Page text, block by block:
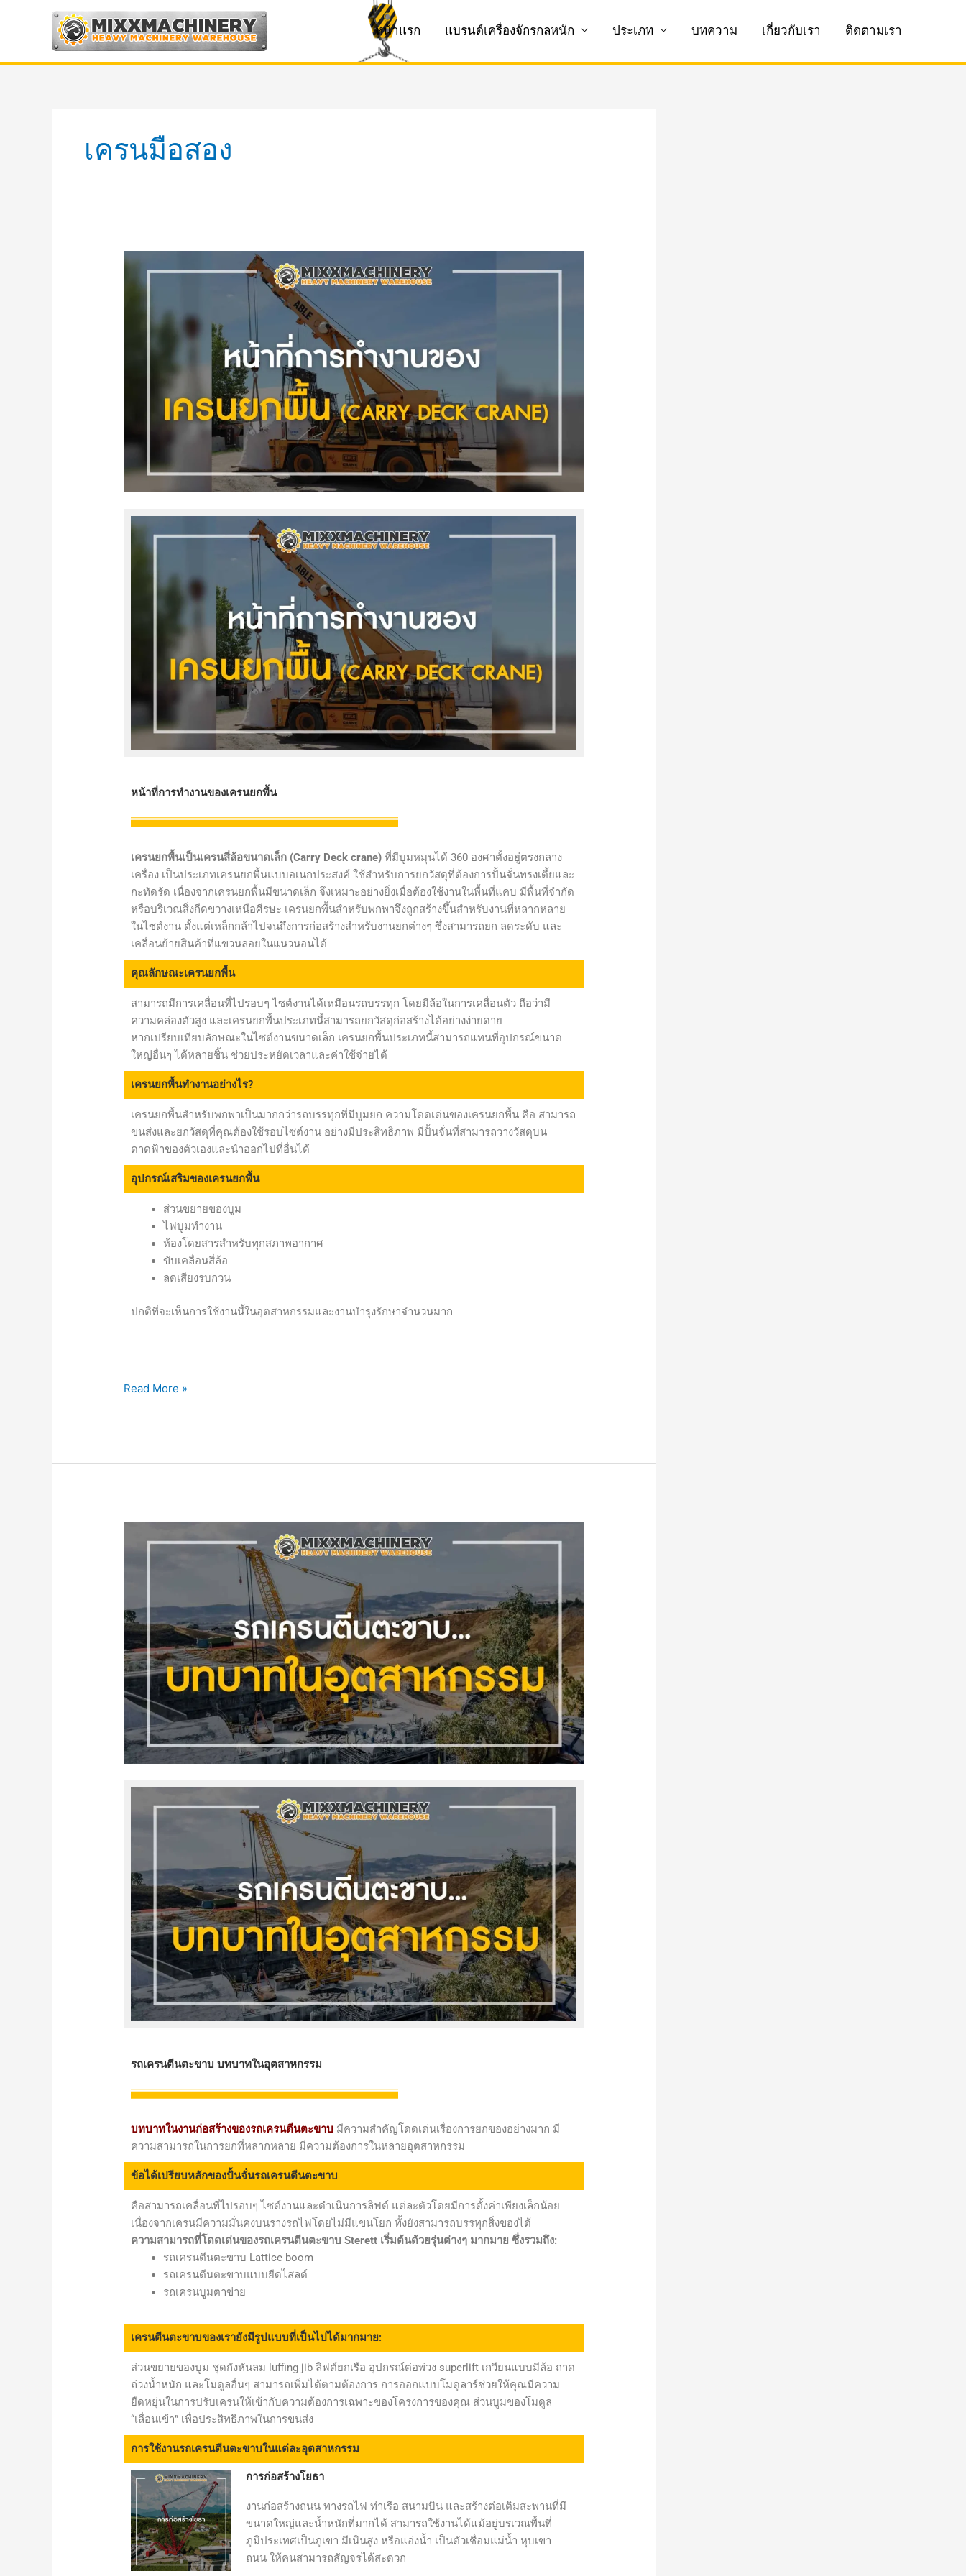
หน้าแรก แบรนด์เครื่องจักรกลหนัก ประเภท บทความ เกี่ยวกับเรา ติดตามเรา
เครนมือสอง
หน้าที่การทำงานของเครนยกพื้น
เครนยกพื้นเป็นเครนสี่ล้อขนาดเล็ก (Carry Deck crane) ที่มีบูมหมุนได้ 360 องศาตั้งอยู่ตรงกลาง
เครื่อง เป็นประเภทเครนยกพื้นแบบอเนกประสงค์ ใช้สำหรับการยกวัสดุที่ต้องการปั้นจั่นทรงเตี้ยและ
กะทัดรัด เนื่องจากเครนยกพื้นมีขนาดเล็ก จึงเหมาะอย่างยิ่งเมื่อต้องใช้งานในพื้นที่แคบ มีพื้นที่จำกัด
หรือบริเวณสิ่งกีดขวางเหนือศีรษะ เครนยกพื้นสำหรับพกพาจึงถูกสร้างขึ้นสำหรับงานที่หลากหลาย
ในไซต์งาน ตั้งแต่เหล็กกล้าไปจนถึงการก่อสร้างสำหรับงานยกต่างๆ ซึ่งสามารถยก ลดระดับ และ
เคลื่อนย้ายสินค้าที่แขวนลอยในแนวนอนได้
คุณลักษณะเครนยกพื้น
สามารถมีการเคลื่อนที่ไปรอบๆ ไซต์งานได้เหมือนรถบรรทุก โดยมีล้อในการเคลื่อนตัว ถือว่ามี
ความคล่องตัวสูง และเครนยกพื้นประเภทนี้สามารถยกวัสดุก่อสร้างได้อย่างง่ายดาย
หากเปรียบเทียบลักษณะในไซต์งานขนาดเล็ก เครนยกพื้นประเภทนี้สามารถแทนที่อุปกรณ์ขนาด
ใหญ่อื่นๆ ได้หลายชิ้น ช่วยประหยัดเวลาและค่าใช้จ่ายได้
เครนยกพื้นทำงานอย่างไร?
เครนยกพื้นสำหรับพกพาเป็นมากกว่ารถบรรทุกที่มีบูมยก ความโดดเด่นของเครนยกพื้น คือ สามารถ
ขนส่งและยกวัสดุที่คุณต้องใช้รอบไซต์งาน อย่างมีประสิทธิภาพ มีปั้นจั่นที่สามารถวางวัสดุบน
ดาดฟ้าของตัวเองและนำออกไปที่อื่นได้
อุปกรณ์เสริมของเครนยกพื้น
ส่วนขยายของบูม
ไฟบูมทำงาน
ห้องโดยสารสำหรับทุกสภาพอากาศ
ขับเคลื่อนสี่ล้อ
ลดเสียงรบกวน
ปกติที่จะเห็นการใช้งานนี้ในอุตสาหกรรมและงานบำรุงรักษาจำนวนมาก
หน้าที่
ทำงาน
Read More »
รถเครนตีนตะขาบ บทบาทในอุตสาหกรรม
บทบาทในงานก่อสร้างของรถเครนตีนตะขาบ มีความสำคัญโดดเด่นเรื่องการยกของอย่างมาก มี
ความสามารถในการยกที่หลากหลาย มีความต้องการในหลายอุตสาหกรรม
ข้อได้เปรียบหลักของปั้นจั่นรถเครนตีนตะขาบ
คือสามารถเคลื่อนที่ไปรอบๆ ไซต์งานและดำเนินการลิฟต์ แต่ละตัวโดยมีการตั้งค่าเพียงเล็กน้อย
เนื่องจากเครนมีความมั่นคงบนรางรถไฟโดยไม่มีแขนโยก ทั้งยังสามารถบรรทุกสิ่งของได้
ความสามารถที่โดดเด่นของรถเครนตีนตะขาบ Sterett เริ่มต้นด้วยรุ่นต่างๆ มากมาย ซึ่งรวมถึง:
รถเครนตีนตะขาบ Lattice boom
รถเครนตีนตะขาบแบบยืดไสลด์
รถเครนบูมตาข่าย
เครนตีนตะขาบของเรายังมีรูปแบบที่เป็นไปได้มากมาย:
ส่วนขยายของบูม ชุดกังหันลม luffing jib ลิฟต์ยกเรือ อุปกรณ์ต่อพ่วง superlift เกวียนแบบมีล้อ ถาด
ถ่วงน้ำหนัก และโมดูลอื่นๆ สามารถเพิ่มได้ตามต้องการ การออกแบบโมดูลาร์ช่วยให้คุณมีความ
ยืดหยุ่นในการปรับเครนให้เข้ากับความต้องการเฉพาะของโครงการของคุณ ส่วนบูมของโมดูล
“เลื่อนเข้า” เพื่อประสิทธิภาพในการขนส่ง
การใช้งานรถเครนตีนตะขาบในแต่ละอุตสาหกรรม
การก่อสร้างโยธา
งานก่อสร้างถนน ทางรถไฟ ท่าเรือ สนามบิน และสร้างต่อเติมสะพานที่มี
ขนาดใหญ่และน้ำหนักที่มากได้ สามารถใช้งานได้แม้อยู่บรเวณพื้นที่
ภูมิประเทศเป็นภูเขา มีเนินสูง หรือแอ่งน้ำ เป็นตัวเชื่อมแม่น้ำ หุบเขา
ถนน ให้คนสามารถสัญจรได้สะดวก
ใน
อุตสาหกรรม